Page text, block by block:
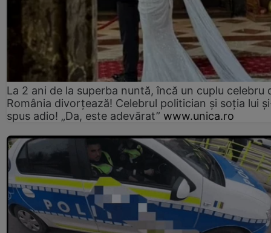
La 2 ani de la superba nuntă, încă un cuplu celebru
România divorțează! Celebrul politician și soția lui
spus adio! „Da, este adevărat” www.unica.ro